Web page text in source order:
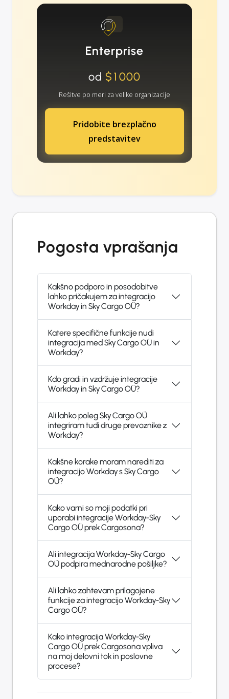
Enterprise
od $1000
Rešitve po meri za velike organizacije
Pridobite brezplačno
predstavitev
Pogosta vprašanja
Kakšno podporo in posodobitve
lahko pričakujem za integracijo
Workday in Sky Cargo OÜ?
Katere specifične funkcije nudi
integracija med Sky Cargo OÜ in
Workday?
Kdo gradi in vzdržuje integracije
Workday in Sky Cargo OÜ?
Ali lahko poleg Sky Cargo OÜ
integriram tudi druge prevoznike z
Workday?
Kakšne korake moram narediti za
integracijo Workday s Sky Cargo
OÜ?
Kako varni so moji podatki pri
uporabi integracije Workday-Sky
Cargo OÜ prek Cargosona?
Ali integracija Workday-Sky Cargo
OÜ podpira mednarodne pošiljke?
Ali lahko zahtevam prilagojene
funkcije za integracijo Workday-Sky
Cargo OÜ?
Kako integracija Workday-Sky
Cargo OÜ prek Cargosona vpliva
na moj delovni tok in poslovne
procese?